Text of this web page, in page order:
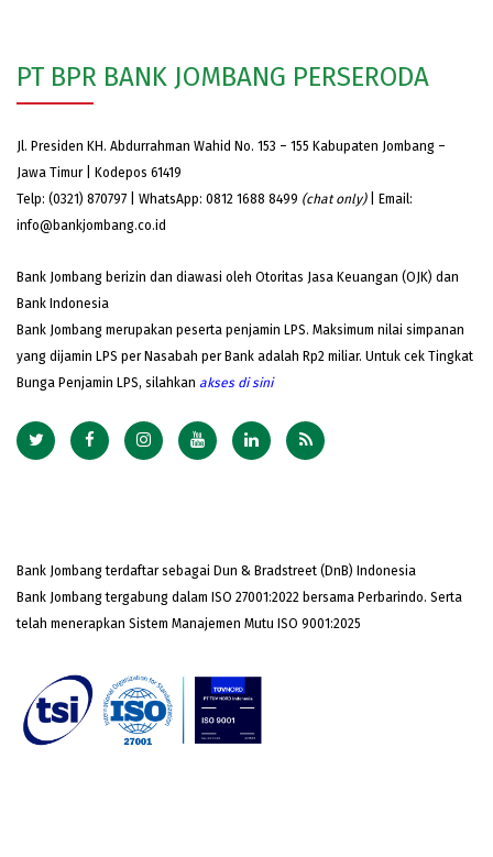
PT BPR BANK JOMBANG PERSERODA
Jl. Presiden KH. Abdurrahman Wahid No. 153 – 155 Kabupaten Jombang –
Jawa Timur | Kodepos 61419
Telp: (0321) 870797 | WhatsApp: 0812 1688 8499 (chat only)| Email:
info@bankjombang.co.id
Bank Jombang berizin dan diawasi oleh Otoritas Jasa Keuangan (OJK) dan
Bank Indonesia
Bank Jombang merupakan peserta penjamin LPS. Maksimum nilai simpanan
yang dijamin LPS per Nasabah per Bank adalah Rp2 miliar. Untuk cek Tingkat
Bunga Penjamin LPS, silahkan akses di sini
Bank Jombang terdaftar sebagai Dun & Bradstreet (DnB) Indonesia
Bank Jombang tergabung dalam ISO 27001:2022 bersama Perbarindo. Serta
telah menerapkan Sistem Manajemen Mutu ISO 9001:2025